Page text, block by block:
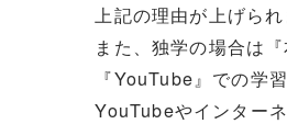
上記の理由が上げられ
また、独学の場合は
『YouTube』での学
YouTubeやインター